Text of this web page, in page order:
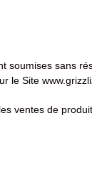
soumises sans
le Site
ventes de